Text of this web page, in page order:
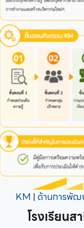
KM | ด้านการพัฒ
โรงเรียน